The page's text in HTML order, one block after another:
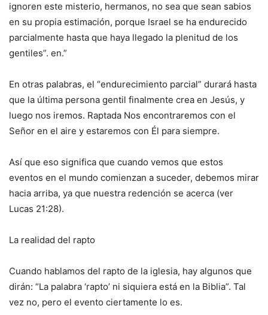
ignoren este misterio, hermanos, no sea que sean sabios
en su propia estimación, porque Israel se ha endurecido
parcialmente hasta que haya llegado la plenitud de los
gentiles”. en.”
En otras palabras, el “endurecimiento parcial” durará hasta
que la última persona gentil finalmente crea en Jesús, y
luego nos iremos. Raptada Nos encontraremos con el
Señor en el aire y estaremos con Él para siempre.
Así que eso significa que cuando vemos que estos
eventos en el mundo comienzan a suceder, debemos mirar
hacia arriba, ya que nuestra redención se acerca (ver
Lucas 21:28).
La realidad del rapto
Cuando hablamos del rapto de la iglesia, hay algunos que
dirán: “La palabra ‘rapto’ ni siquiera está en la Biblia”. Tal
vez no, pero el evento ciertamente lo es.